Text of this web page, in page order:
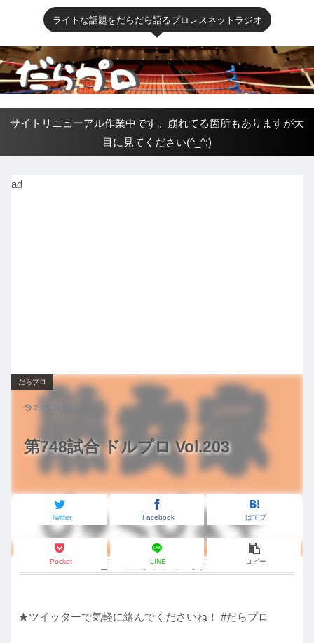
ライトな話題をだらだら語るプロレスネットラジオ
サイトリニューアル作業中です。崩れてる箇所もありますが大
目に見てください(^_^;)
ad
第748試合 ドルプロ Vol.203
だらプロ
Twitter Facebook はてブ
Pocket LINE コピー
2026.01.23
この記事は 約2分 で読めます。
★ツイッターで気軽に絡んでくださいね！ #だらプロ